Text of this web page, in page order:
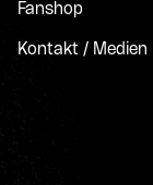
Fanshop
Kontakt / Medien